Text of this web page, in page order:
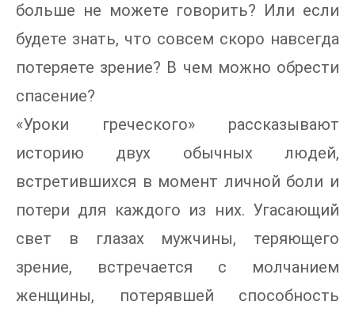
больше не можете говорить? Или если
будете знать, что совсем скоро навсегда
потеряете зрение? В чем можно обрести
спасение?
«Уроки греческого» рассказывают
историю двух обычных людей,
встретившихся в момент личной боли и
потери для каждого из них. Угасающий
свет в глазах мужчины, теряющего
зрение, встречается с молчанием
женщины, потерявшей способность